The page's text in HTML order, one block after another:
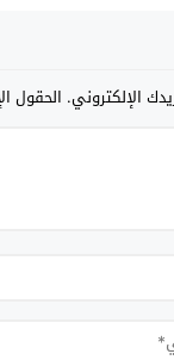
الإلكتروني. الحقول